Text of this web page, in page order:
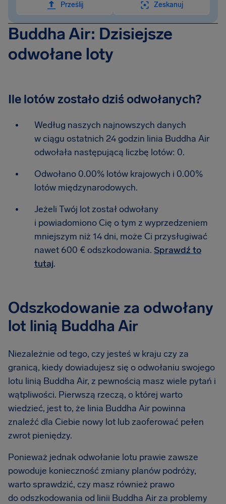
Prześlij
Zeskanuj
Buddha Air: Dzisiejsze
odwołane loty
Ile lotów zostało dziś odwołanych?
Według naszych najnowszych danych
w ciągu ostatnich 24 godzin linia Buddha Air
odwołała następującą liczbę lotów: 0.
Odwołano 0.00% lotów krajowych i 0.00%
lotów międzynarodowych.
Jeżeli Twój lot został odwołany
i powiadomiono Cię o tym z wyprzedzeniem
mniejszym niż 14 dni, może Ci przysługiwać
nawet 600 € odszkodowania. Sprawdź to
tutaj.
Odszkodowanie za odwołany
lot linią Buddha Air
Niezależnie od tego, czy jesteś w kraju czy za
granicą, kiedy dowiadujesz się o odwołaniu swojego
lotu linią Buddha Air, z pewnością masz wiele pytań i
wątpliwości. Pierwszą rzeczą, o której warto
wiedzieć, jest to, że linia Buddha Air powinna
znaleźć dla Ciebie nowy lot lub zaoferować pełen
zwrot pieniędzy.
Ponieważ jednak odwołanie lotu prawie zawsze
powoduje konieczność zmiany planów podróży,
warto sprawdzić, czy masz również prawo
do odszkodowania od linii Buddha Air za problemy